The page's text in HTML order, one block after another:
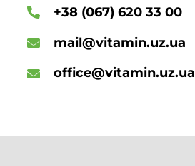
+38 (067) 620 33 00
mail@vitamin.uz.ua
office@vitamin.uz.ua